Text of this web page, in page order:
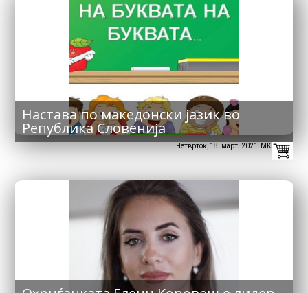
Настава по македонски јазик во
Република Словенија
Четврток, 18. март. 2021 MK